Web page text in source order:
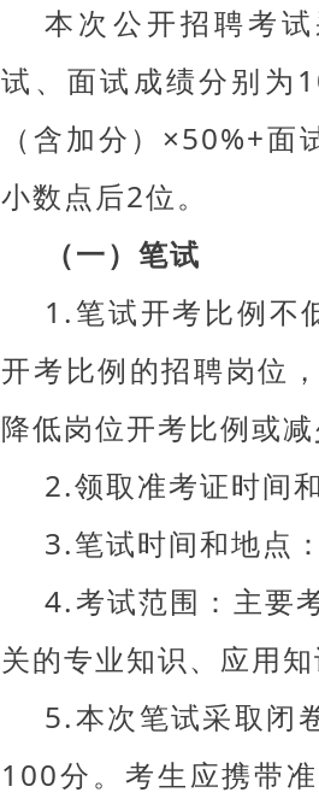
本次公开招聘考
试、面试成绩分别为
（含加分）×50%+
小数点后2位。
（一）笔试
1.笔试开考比例不
开考比例的招聘岗位
降低岗位开考比例或
2.领取准考证时间
3.笔试时间和地点
4.考试范围：主要
关的专业知识、应用
5.本次笔试采取闭
100分。考生应携带